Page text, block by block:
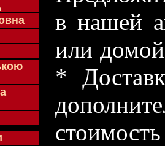
в нашей
или
*